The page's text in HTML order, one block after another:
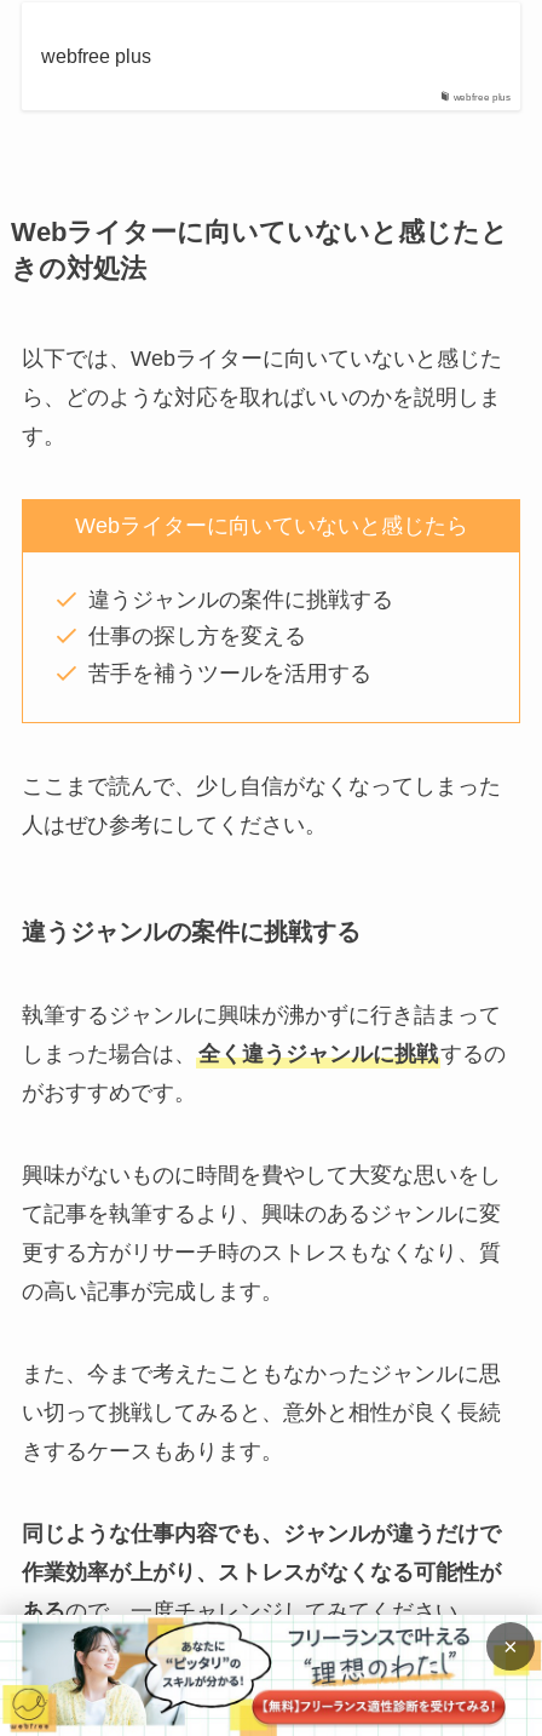
webfree plus
webfree plus
Webライターに向いていないと感じたと
きの対処法
以下では、Webライターに向いていないと感じた
ら、どのような対応を取ればいいのかを説明しま
す。
Webライターに向いていないと感じたら
違うジャンルの案件に挑戦する
仕事の探し方を変える
苦手を補うツールを活用する
ここまで読んで、少し自信がなくなってしまった
人はぜひ参考にしてください。
違うジャンルの案件に挑戦する
執筆するジャンルに興味が沸かずに行き詰まって
しまった場合は、 全く違うジャンルに挑戦するの
がおすすめです。
興味がないものに時間を費やして大変な思いをし
て記事を執筆するより、興味のあるジャンルに変
更する方がリサーチ時のストレスもなくなり、質
の高い記事が完成します。
また、今まで考えたこともなかったジャンルに思
い切って挑戦してみると、意外と相性が良く長続
きするケースもあります。
同じような仕事内容でも、ジャンルが違うだけで
作業効率が上がり、ストレスがなくなる可能性が
あるので、一度チャレンジしてみてください。
仕事の探し方を変える
×